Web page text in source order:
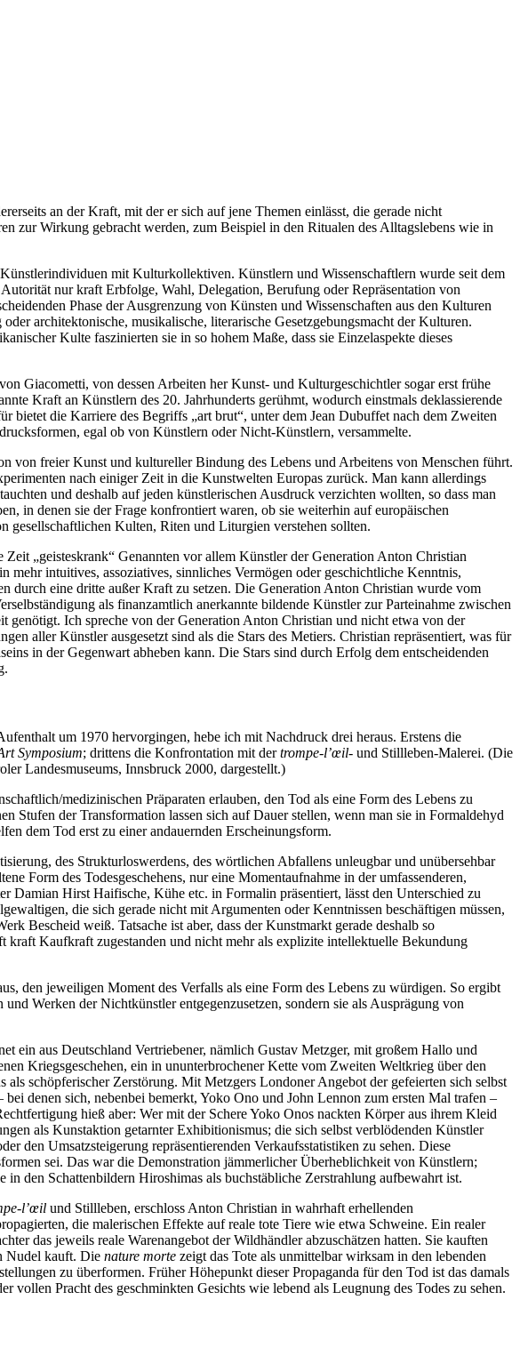
an der Kraft, mit der er sich auf jene Themen einlässt, die gerade nicht
zur Wirkung gebracht werden, zum Beispiel in den Ritualen des Alltagslebens wie in
mit Kulturkollektiven. Künstlern und Wissenschaftlern wurde seit dem
nur kraft Erbfolge, Wahl, Delegation, Berufung oder Repräsentation von
Phase der Ausgrenzung von Künsten und Wissenschaften aus den Kulturen
architektonische, musikalische, literarische Gesetzgebungsmacht der Kulturen.
Kulte faszinierten sie in so hohem Maße, dass sie Einzelaspekte dieses
Giacometti, von dessen Arbeiten her Kunst- und Kulturgeschichtler sogar erst frühe
Kraft an Künstlern des 20. Jahrhunderts gerühmt, wodurch einstmals deklassierende
die Karriere des Begriffs „art brut“, unter dem Jean Dubuffet nach dem Zweiten
egal ob von Künstlern oder Nicht-Künstlern, versammelte.
von freier Kunst und kultureller Bindung des Lebens und Arbeitens von Menschen führt.
nach einiger Zeit in die Kunstwelten Europas zurück. Man kann allerdings
und deshalb auf jeden künstlerischen Ausdruck verzichten wollten, so dass man
in denen sie der Frage konfrontiert waren, ob sie weiterhin auf europäischen
gesellschaftlichen Kulten, Riten und Liturgien verstehen sollten.
„geisteskrank“ Genannten vor allem Künstler der Generation Anton Christian
intuitives, assoziatives, sinnliches Vermögen oder geschichtliche Kenntnis,
durch eine dritte außer Kraft zu setzen. Die Generation Anton Christian wurde vom
als finanzamtlich anerkannte bildende Künstler zur Parteinahme zwischen
Ich spreche von der Generation Anton Christian und nicht etwa von der
aller Künstler ausgesetzt sind als die Stars des Metiers. Christian repräsentiert, was für
in der Gegenwart abheben kann. Die Stars sind durch Erfolg dem entscheidenden
um 1970 hervorgingen, hebe ich mit Nachdruck drei heraus. Erstens die
Symposium; drittens die Konfrontation mit dertrompe-l’œil- und Stillleben-Malerei. (Die
Landesmuseums, Innsbruck 2000, dargestellt.)
medizinischen Präparaten erlauben, den Tod als eine Form des Lebens zu
Stufen der Transformation lassen sich auf Dauer stellen, wenn man sie in Formaldehyd
dem Tod erst zu einer andauernden Erscheinungsform.
des Strukturloswerdens, des wörtlichen Abfallens unleugbar und unübersehbar
Form des Todesgeschehens, nur eine Momentaufnahme in der umfassenderen,
Damian Hirst Haifische, Kühe etc. in Formalin präsentiert, lässt den Unterschied zu
die sich gerade nicht mit Argumenten oder Kenntnissen beschäftigen müssen,
Bescheid weiß. Tatsache ist aber, dass der Kunstmarkt gerade deshalb so
Kaufkraft zugestanden und nicht mehr als explizite intellektuelle Bekundung
den jeweiligen Moment des Verfalls als eine Form des Lebens zu würdigen. So ergibt
Werken der Nichtkünstler entgegenzusetzen, sondern sie als Ausprägung von
ein aus Deutschland Vertriebener, nämlich Gustav Metzger, mit großem Hallo und
Kriegsgeschehen, ein in ununterbrochener Kette vom Zweiten Weltkrieg über den
schöpferischer Zerstörung. Mit Metzgers Londoner Angebot der gefeierten sich selbst
denen sich, nebenbei bemerkt, Yoko Ono und John Lennon zum ersten Mal trafen –
hieß aber: Wer mit der Schere Yoko Onos nackten Körper aus ihrem Kleid
als Kunstaktion getarnter Exhibitionismus; die sich selbst verblödenden Künstler
den Umsatzsteigerung repräsentierenden Verkaufsstatistiken zu sehen. Diese
sei. Das war die Demonstration jämmerlicher Überheblichkeit von Künstlern;
den Schattenbildern Hiroshimas als buchstäbliche Zerstrahlung aufbewahrt ist.
l’œil und Stillleben, erschloss Anton Christian in wahrhaft erhellenden
die malerischen Effekte auf reale tote Tiere wie etwa Schweine. Ein realer
das jeweils reale Warenangebot der Wildhändler abzuschätzen hatten. Sie kauften
Nudel kauft. Die nature morte zeigt das Tote als unmittelbar wirksam in den lebenden
zu überformen. Früher Höhepunkt dieser Propaganda für den Tod ist das damals
Pracht des geschminkten Gesichts wie lebend als Leugnung des Todes zu sehen.